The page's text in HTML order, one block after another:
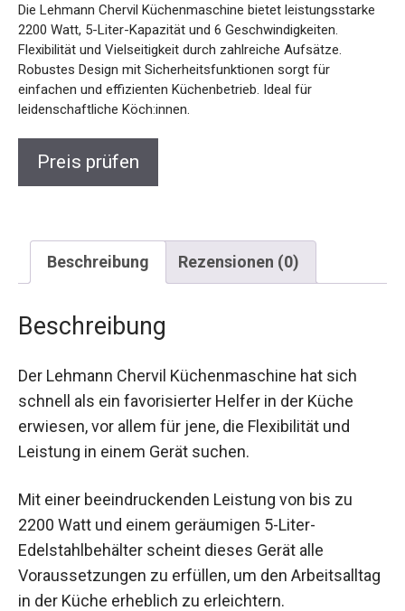
Die Lehmann Chervil Küchenmaschine bietet leistungsstarke
2200 Watt, 5-Liter-Kapazität und 6 Geschwindigkeiten.
Flexibilität und Vielseitigkeit durch zahlreiche Aufsätze.
Robustes Design mit Sicherheitsfunktionen sorgt für
einfachen und effizienten Küchenbetrieb. Ideal für
leidenschaftliche Köch:innen.
Preis prüfen
Beschreibung Rezensionen (0)
Beschreibung
Der Lehmann Chervil Küchenmaschine hat sich
schnell als ein favorisierter Helfer in der Küche
erwiesen, vor allem für jene, die Flexibilität und
Leistung in einem Gerät suchen.
Mit einer beeindruckenden Leistung von bis zu
2200 Watt und einem geräumigen 5-Liter-
Edelstahlbehälter scheint dieses Gerät alle
Voraussetzungen zu erfüllen, um den Arbeitsalltag
in der Küche erheblich zu erleichtern.